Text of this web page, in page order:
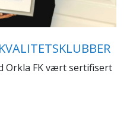
Orkla FK vært sertifisert